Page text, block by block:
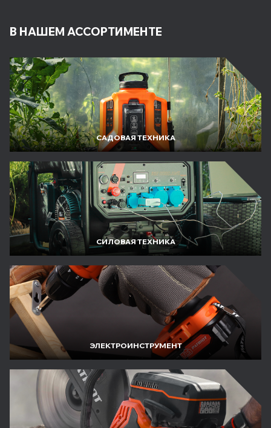
В НАШЕМ АССОРТИМЕНТЕ
САДОВАЯ ТЕХНИКА
СИЛОВАЯ ТЕХНИКА
ЭЛЕКТРОИНСТРУМЕНТ